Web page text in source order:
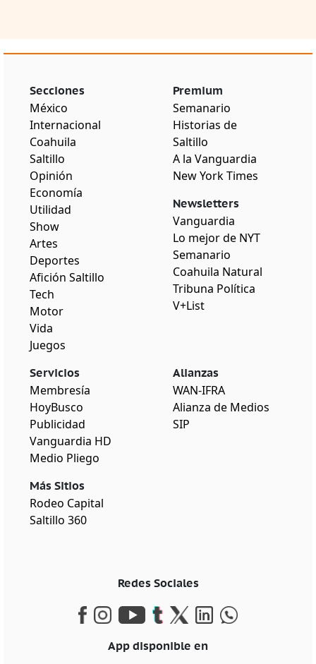
Secciones
México
Internacional
Coahuila
Saltillo
Opinión
Economía
Utilidad
Show
Artes
Deportes
Afición Saltillo
Tech
Motor
Vida
Juegos
Premium
Semanario
Historias de
Saltillo
A la Vanguardia
New York Times
Newsletters
Vanguardia
Lo mejor de NYT
Semanario
Coahuila Natural
Tribuna Política
V+List
Servicios
Membresía
HoyBusco
Publicidad
Vanguardia HD
Medio Pliego
Más Sitios
Rodeo Capital
Saltillo 360
Alianzas
WAN-IFRA
Alianza de Medios
SIP
Redes Sociales
App disponible en